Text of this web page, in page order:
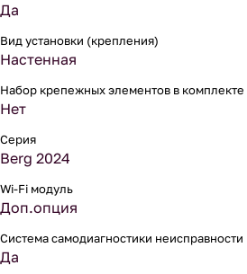
Да
Вид установки (крепления)
Настенная
Набор крепежных элементов в комплекте
Нет
Серия
Berg 2024
Wi-Fi модуль
Доп.опция
Система самодиагностики неисправности
Да